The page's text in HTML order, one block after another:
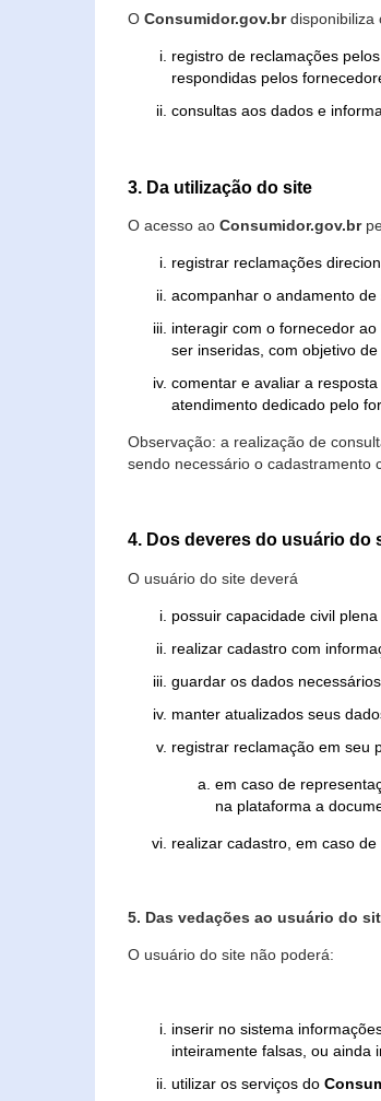
O Consumidor.gov.brdisponibiliza
registro de reclamações
respondidas pelos
consultas aos dados e
3. Da utilização do site
O acesso ao Consumidor.gov.br
registrar reclamações
acompanhar o andamento
interagir com o fornecedor
ser inseridas, com objetivo
comentar e avaliar a
atendimento dedicado pelo
Observação: a realização de
sendo necessário o cadastramento
4. Dos deveres do usuário do
O usuário do site deverá
possuir capacidade civil
realizar cadastro com
guardar os dados
manter atualizados seus
registrar reclamação em seu
em caso de
na plataforma a
realizar cadastro, em caso
5. Das vedações ao usuário do
O usuário do site não poderá:
inserir no sistema
inteiramente falsas, ou ainda
utilizar os serviços do